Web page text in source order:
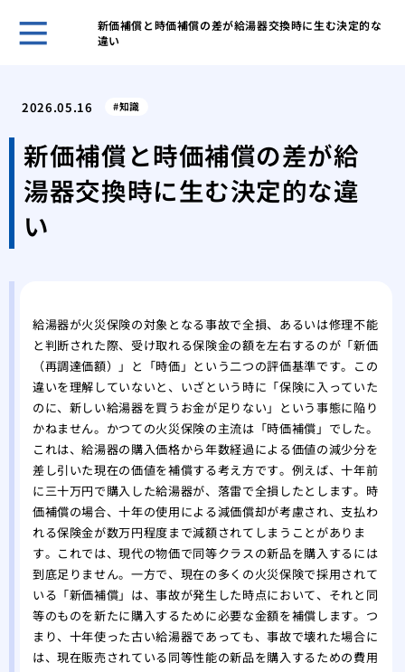
新価補償と時価補償の差が給湯器交換時に生む決定的な
違い
天
コ
失
と
2026.05.16 知識
新価補償と時価補償の差が給
湯器交換時に生む決定的な違
い
給湯器が火災保険の対象となる事故で全損、あるいは修理不能
と判断された際、受け取れる保険金の額を左右するのが「新価
（再調達価額）」と「時価」という二つの評価基準です。この
違いを理解していないと、いざという時に「保険に入っていた
のに、新しい給湯器を買うお金が足りない」という事態に陥り
かねません。かつての火災保険の主流は「時価補償」でした。
これは、給湯器の購入価格から年数経過による価値の減少分を
差し引いた現在の価値を補償する考え方です。例えば、十年前
に三十万円で購入した給湯器が、落雷で全損したとします。時
価補償の場合、十年の使用による減価償却が考慮され、支払わ
れる保険金が数万円程度まで減額されてしまうことがありま
す。これでは、現代の物価で同等クラスの新品を購入するには
到底足りません。一方で、現在の多くの火災保険で採用されて
いる「新価補償」は、事故が発生した時点において、それと同
等のものを新たに購入するために必要な金額を補償します。つ
まり、十年使った古い給湯器であっても、事故で壊れた場合に
は、現在販売されている同等性能の新品を購入するための費用